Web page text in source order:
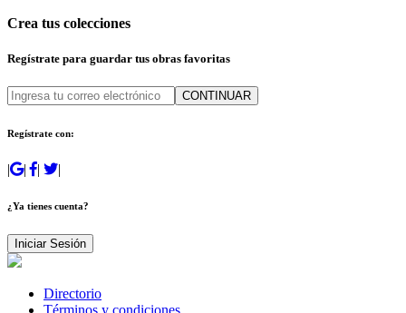
Crea tus colecciones
Regístrate para guardar tus obras favoritas
CONTINUAR
Regístrate con:
| | | |
¿Ya tienes cuenta?
Iniciar Sesión
Directorio
Términos y condiciones